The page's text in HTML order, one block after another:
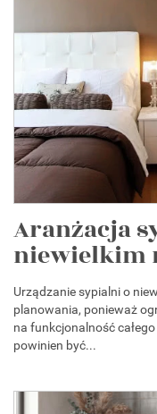
Aranżacja
niewielkim
Urządzanie sypialni o
planowania, ponieważ
na funkcjonalność
powinien być...